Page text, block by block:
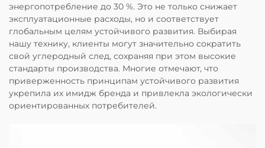
энергопотребление до 30 %. Это не только снижает
эксплуатационные расходы, но и соответствует
глобальным целям устойчивого развития. Выбирая
нашу технику, клиенты могут значительно сократить
свой углеродный след, сохраняя при этом высокие
стандарты производства. Многие отмечают, что
приверженность принципам устойчивого развития
укрепила их имидж бренда и привлекла экологически
ориентированных потребителей.